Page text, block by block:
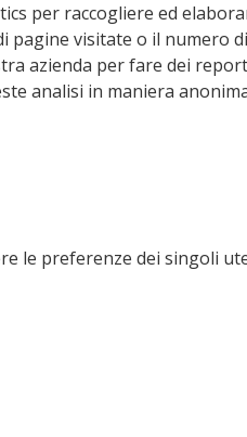
per raccogliere ed
pagine visitate o il numero
azienda per fare dei
analisi in maniera
le preferenze dei singoli